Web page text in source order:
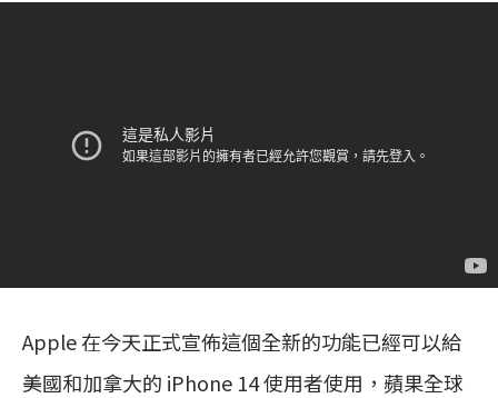
Apple 在今天正式宣佈這個全新的功能已經可以給
美國和加拿大的 iPhone 14 使用者使用，蘋果全球